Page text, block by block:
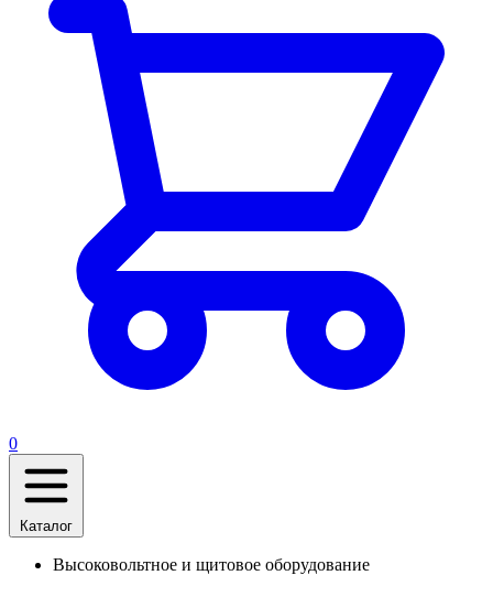
0
Каталог
Высоковольтное и щитовое оборудование